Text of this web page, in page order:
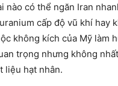
nào có thể ngăn Iran
cấp độ vũ khí hay
không kích của Mỹ làm
trọng nhưng không
liệu hạt nhân.